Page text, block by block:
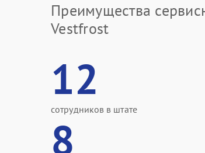
Преимущества
Vestfrost
12
сотрудников в штате
8